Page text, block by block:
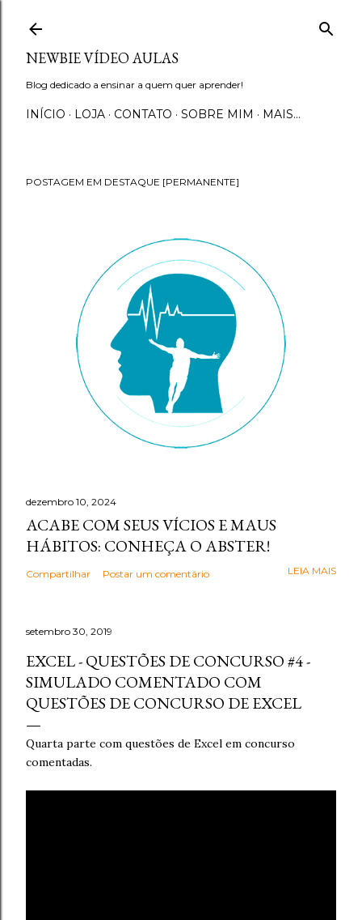
NEWBIE VÍDEO AULAS
Blog dedicado a ensinar a quem quer aprender!
INÍCIO LOJA CONTATO SOBRE MIM MAIS…
POSTAGEM EM DESTAQUE [PERMANENTE]
dezembro 10, 2024
ACABE COM SEUS VÍCIOS E MAUS
HÁBITOS: CONHEÇA O ABSTER!
Compartilhar Postar um comentário LEIA MAIS
setembro 30, 2019
EXCEL - QUESTÕES DE CONCURSO #4 -
SIMULADO COMENTADO COM
QUESTÕES DE CONCURSO DE EXCEL
Quarta parte com questões de Excel em concurso
comentadas.